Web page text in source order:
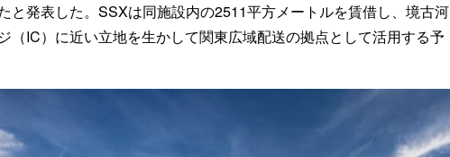
と発表した。SSXは同施設内の2511平方メートルを賃借し、境古河
（IC）に近い立地を生かして関東広域配送の拠点として活用する予